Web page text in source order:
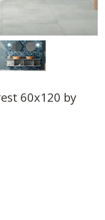
60x120 by